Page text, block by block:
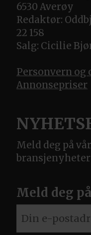
6530 Averøy
Redaktør:
22 158
Salg: Cicilie
Personvern og
Annonsepriser
Meld deg på
Meld deg